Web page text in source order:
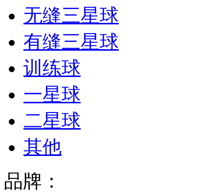
无缝三星球
有缝三星球
训练球
一星球
二星球
其他
品牌：